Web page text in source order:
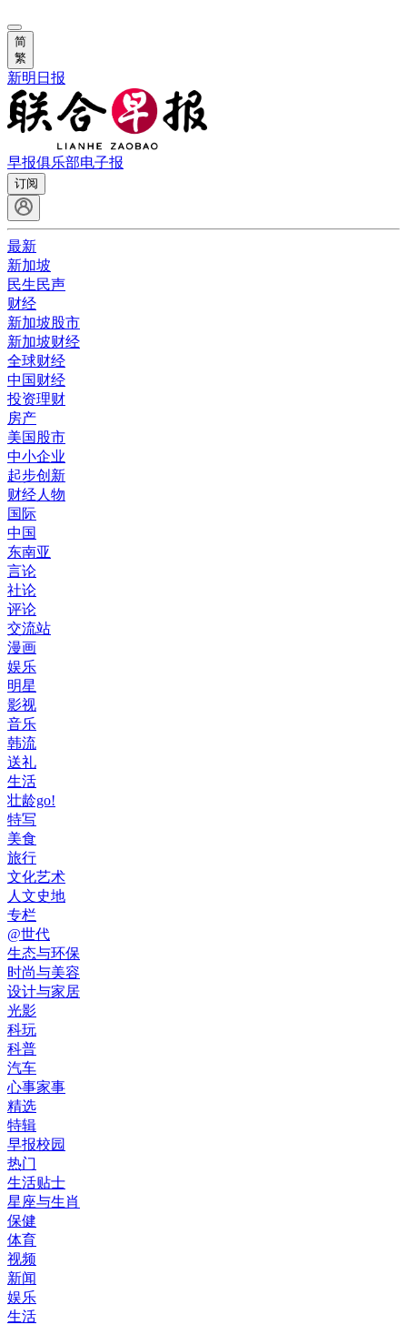
简
繁
新明日报
早报俱乐部电子报
订阅
最新
新加坡
民生民声
财经
新加坡股市
新加坡财经
全球财经
中国财经
投资理财
房产
美国股市
中小企业
起步创新
财经人物
国际
中国
东南亚
言论
社论
评论
交流站
漫画
娱乐
明星
影视
音乐
韩流
送礼
生活
壮龄go!
特写
美食
旅行
文化艺术
人文史地
专栏
@世代
生态与环保
时尚与美容
设计与家居
光影
科玩
科普
汽车
心事家事
精选
特辑
早报校园
热门
生活贴士
星座与生肖
保健
体育
视频
新闻
娱乐
生活